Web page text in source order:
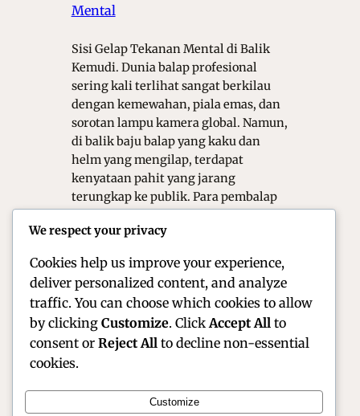
Mental
Sisi Gelap Tekanan Mental di Balik
Kemudi. Dunia balap profesional
sering kali terlihat sangat berkilau
dengan kemewahan, piala emas, dan
sorotan lampu kamera global. Namun,
di balik baju balap yang kaku dan
helm yang mengilap, terdapat
kenyataan pahit yang jarang
terungkap ke publik. Para pembalap
yang sangat ekstrem setiap kali
We respect your privacy
Cookies help us improve your experience,
deliver personalized content, and analyze
traffic. You can choose which cookies to allow
by clicking Customize. Click Accept All to
consent or Reject All to decline non-essential
cookies.
Customize